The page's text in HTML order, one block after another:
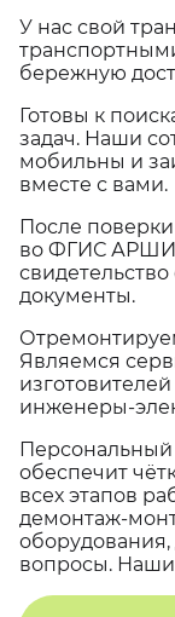
У нас свой
бережную
Готовы к
задач. Наши
мобильны и
вместе с вами.
После
во ФГИС
документы.
Являемся
инженеры-
обеспечит
всех этапов
демонтаж-
вопросы. Наши